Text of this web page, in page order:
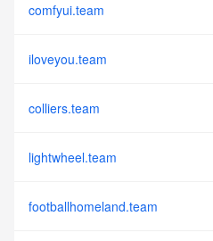
comfyui.team
iloveyou.team
colliers.team
lightwheel.team
footballhomeland.team